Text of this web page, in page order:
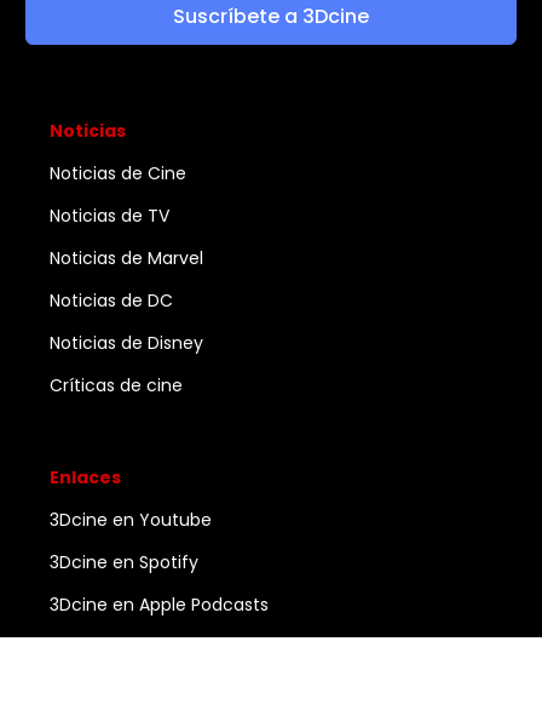
Suscríbete a 3Dcine
Noticias
Noticias de Cine
Noticias de TV
Noticias de Marvel
Noticias de DC
Noticias de Disney
Críticas de cine
Enlaces
3Dcine en Youtube
3Dcine en Spotify
3Dcine en Apple Podcasts